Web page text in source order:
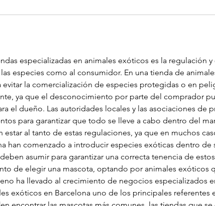
especializadas en animales exóticos es la regulación y
especies como al consumidor. En una tienda de
la comercialización de especies protegidas o en
ya que el desconocimiento por parte del comprador
el dueño. Las autoridades locales y las asociaciones de
para garantizar que todo se lleve a cabo dentro del
al tanto de estas regulaciones, ya que en muchos
han comenzado a introducir especies exóticas dentro de
asumir para garantizar una correcta tenencia de
de elegir una mascota, optando por animales exóticos
ha llevado al crecimiento de negocios especializados
exóticos en Barcelona uno de los principales referentes